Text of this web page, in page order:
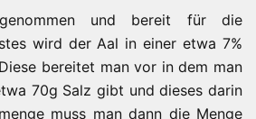
und bereit für die
wird der Aal in einer etwa 7%
bereitet man vor in dem man
70g Salz gibt und dieses darin
muss man dann die Menge